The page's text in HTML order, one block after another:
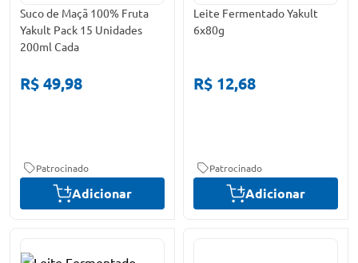
Suco de Maçã 100% Fruta
Yakult Pack 15 Unidades
200ml Cada
R$ 49,98
Patrocinado
Adicionar
Leite Fermentado Yakult
6x80g
R$ 12,68
Patrocinado
Adicionar